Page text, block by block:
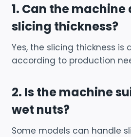
1. Can the machine
slicing thickness?
Yes, the slicing thickness is
according to production
2. Is the machine
wet nuts?
Some models can handle